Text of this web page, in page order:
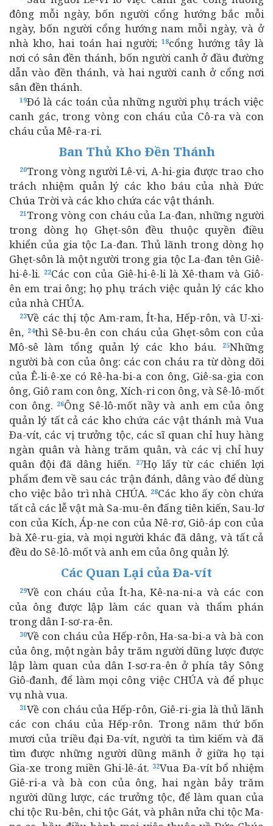
đông mỗi ngày, bốn người cổng hướng bắc mỗi
ngày, bốn người cổng hướng nam mỗi ngày, và ở
nhà kho, hai toán hai người;18cổng hướng tây là
nơi có sân đền thánh, bốn người canh ở đầu đường
dẫn vào đền thánh, và hai người canh ở cổng nơi
sân đền thánh.
19Ðó là các toán của những người phụ trách việc
canh gác, trong vòng con cháu của Cô-ra và con
cháu của Mê-ra-ri.
Ban Thủ Kho Ðền Thánh
20Trong vòng người Lê-vi, A-hi-gia được trao cho
trách nhiệm quản lý các kho báu của nhà Ðức
Chúa Trời và các kho chứa các vật thánh.
21Trong vòng con cháu của La-đan, những người
trong dòng họ Ghẹt-sôn đều thuộc quyền điều
khiển của gia tộc La-đan. Thủ lãnh trong dòng họ
Ghẹt-sôn là một người trong gia tộc La-đan tên Giê-
hi-ê-li. 22Các con của Giê-hi-ê-li là Xê-tham và Giô-
ên em trai ông; họ phụ trách việc quản lý các kho
của nhà CHÚA.
23Về các thị tộc Am-ram, Ít-ha, Hếp-rôn, và U-xi-
ên, 24thì Sê-bu-ên con cháu của Ghẹt-sôm con của
Mô-sê làm tổng quản lý các kho báu.
25Những
người bà con của ông: các con cháu ra từ dòng dõi
của Ê-li-ê-xe có Rê-ha-bi-a con ông, Giê-sa-gia con
ông, Giô ram con ông, Xích-ri con ông, và Sê-lô-mốt
con ông. 26Ông Sê-lô-mốt nầy và anh em của ông
quản lý tất cả các kho chứa các vật thánh mà Vua
Ða-vít, các vị trưởng tộc, các sĩ quan chỉ huy hàng
ngàn quân và hàng trăm quân, và các vị chỉ huy
quân đội đã dâng hiến.
27Họ lấy từ các chiến lợi
phẩm đem về sau các trận đánh, dâng vào để dùng
cho việc bảo trì nhà CHÚA. 28Các kho ấy còn chứa
tất cả các lễ vật mà Sa-mu-ên đấng tiên kiến, Sau-lơ
con của Kích, Áp-ne con của Nê-rơ, Giô-áp con của
bà Xê-ru-gia, và mọi người khác đã dâng, và tất cả
đều do Sê-lô-mốt và anh em của ông quản lý.
Các Quan Lại của Ða-vít
29Về con cháu của Ít-ha, Kê-na-ni-a và các con
của ông được lập làm các quan và thẩm phán
trong dân I-sơ-ra-ên.
30Về con cháu của Hếp-rôn, Ha-sa-bi-a và bà con
của ông, một ngàn bảy trăm người dũng lược được
lập làm quan của dân I-sơ-ra-ên ở phía tây Sông
Giô-đanh, để làm mọi công việc CHÚA và để phục
vụ nhà vua.
31Về con cháu của Hếp-rôn, Giê-ri-gia là thủ lãnh
các con cháu của Hếp-rôn. Trong năm thứ bốn
mươi của triều đại Ða-vít, người ta tìm kiếm và đã
tìm được những người dũng mãnh ở giữa họ tại
Gia-xe trong miền Ghi-lê-át. 32Vua Ða-vít bổ nhiệm
Giê-ri-a và bà con của ông, hai ngàn bảy trăm
người dũng lược, các trưởng tộc, để làm quan của
chi tộc Ru-bên, chi tộc Gát, và phân nửa chi tộc Ma-